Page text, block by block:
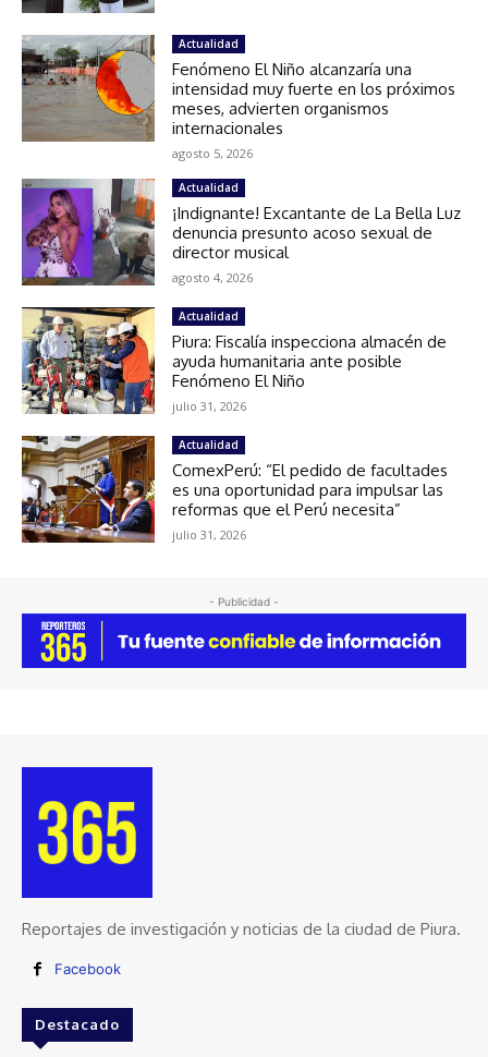
Actualidad
Fenómeno El Niño alcanzaría una
intensidad muy fuerte en los próximos
meses, advierten organismos
internacionales
agosto 5, 2026
Actualidad
¡Indignante! Excantante de La Bella Luz
denuncia presunto acoso sexual de
director musical
agosto 4, 2026
Actualidad
Piura: Fiscalía inspecciona almacén de
ayuda humanitaria ante posible
Fenómeno El Niño
julio 31, 2026
Actualidad
ComexPerú: “El pedido de facultades
es una oportunidad para impulsar las
reformas que el Perú necesita”
julio 31, 2026
- Publicidad -
Reportajes de investigación y noticias de la ciudad de Piura.
Facebook
Destacado